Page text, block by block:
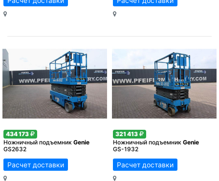
434 173
Ножничный подъемник Genie
GS2632
Расчет доставки
321 413
Ножничный подъемник Genie
GS-1932
Расчет доставки